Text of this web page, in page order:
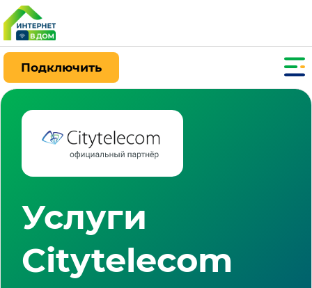
Подключить
Услуги
Citytelecom